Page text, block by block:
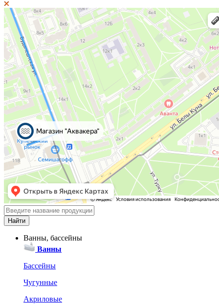
Ванны, бассейны
Ванны
Бассейны
Чугунные
Акриловые